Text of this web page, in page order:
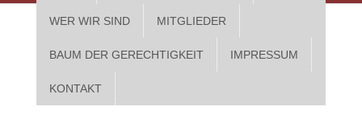
WER WIR SIND MITGLIEDER
BAUM DER GERECHTIGKEIT IMPRESSUM
KONTAKT